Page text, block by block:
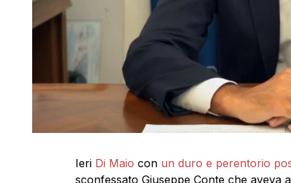
Ieri Di Maio con un duro e perentorio
sconfessato Giuseppe Conte che aveva